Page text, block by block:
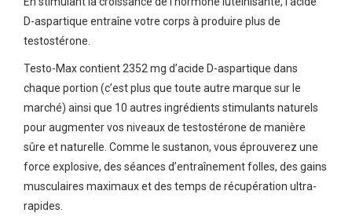
D-aspartique entraîne votre corps à produire plus de
testostérone.
Testo-Max contient 2352 mg d’acide D-aspartique dans
chaque portion (c’est plus que toute autre marque sur le
marché) ainsi que 10 autres ingrédients stimulants naturels
pour augmenter vos niveaux de testostérone de manière
sûre et naturelle. Comme le sustanon, vous éprouverez une
force explosive, des séances d’entraînement folles, des gains
musculaires maximaux et des temps de récupération ultra-
rapides.